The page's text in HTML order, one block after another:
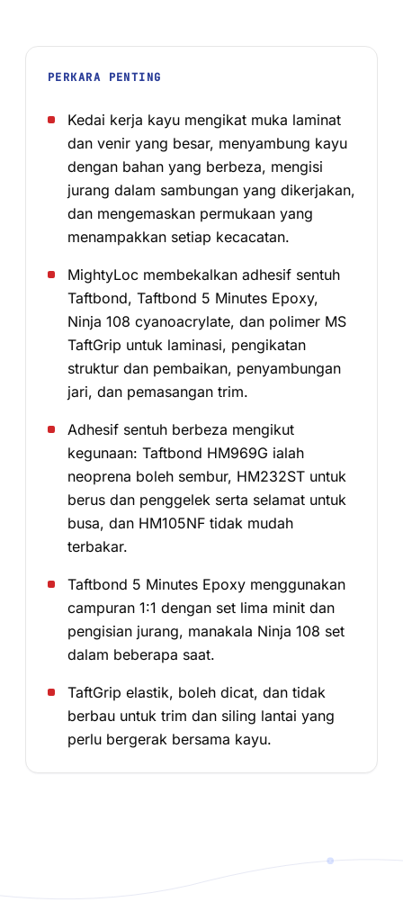
PERKARA PENTING
Kedai kerja kayu mengikat muka laminat
dan venir yang besar, menyambung kayu
dengan bahan yang berbeza, mengisi
jurang dalam sambungan yang dikerjakan,
dan mengemaskan permukaan yang
menampakkan setiap kecacatan.
MightyLoc membekalkan adhesif sentuh
Taftbond, Taftbond 5 Minutes Epoxy,
Ninja 108 cyanoacrylate, dan polimer MS
TaftGrip untuk laminasi, pengikatan
struktur dan pembaikan, penyambungan
jari, dan pemasangan trim.
Adhesif sentuh berbeza mengikut
kegunaan: Taftbond HM969G ialah
neoprena boleh sembur, HM232ST untuk
berus dan penggelek serta selamat untuk
busa, dan HM105NF tidak mudah
terbakar.
Taftbond 5 Minutes Epoxy menggunakan
campuran 1:1 dengan set lima minit dan
pengisian jurang, manakala Ninja 108 set
dalam beberapa saat.
TaftGrip elastik, boleh dicat, dan tidak
berbau untuk trim dan siling lantai yang
perlu bergerak bersama kayu.